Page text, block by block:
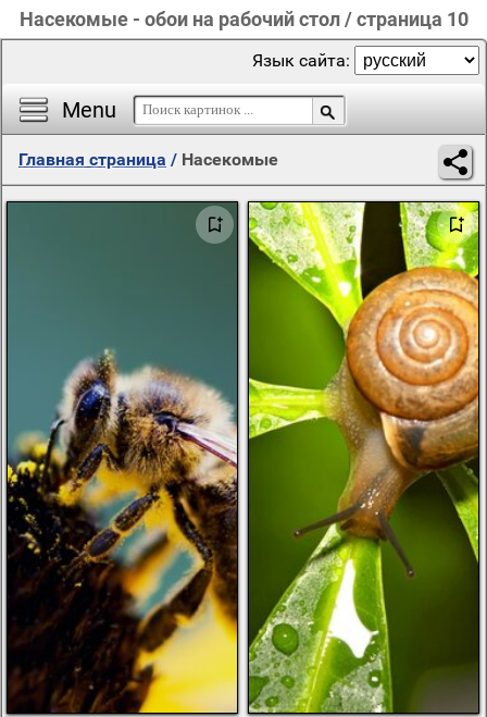
Насекомые - обои на рабочий стол / страница 10
Menu
Язык сайта:
Главная страница / Насекомые